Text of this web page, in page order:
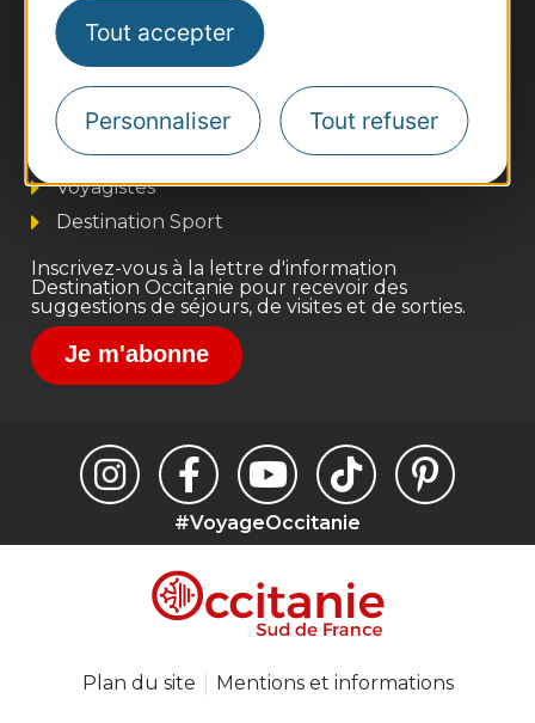
Tout accepter
Personnaliser Tout refuser
Thermalisme
Business/Mice
Pros d'Occitanie
Site presse et d'influence
Voyagistes
Destination Sport
Inscrivez-vous à la lettre d'information
Destination Occitanie pour recevoir des
suggestions de séjours, de visites et de sorties.
Je m'abonne
#VoyageOccitanie
Plan du site Mentions et informations